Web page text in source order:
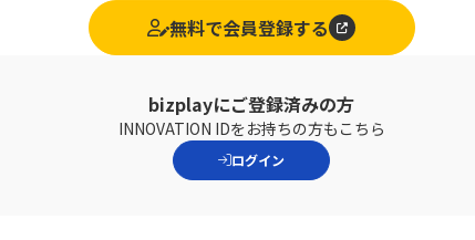
「やらない」選択肢をしてしまいます。
無料で会員登録する
bizplayにご登録済みの方
INNOVATION IDをお持ちの方もこちら
ログイン